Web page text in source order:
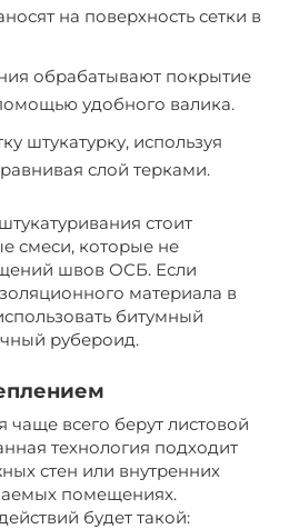
на поверхность сетки в
обрабатывают покрытие
удобного валика.
штукатурку, используя
слой терками.
стоит
смеси, которые не
швов ОСБ. Если
материала в
битумный
рубероид.
чаще всего берут листовой
технология подходит
стен или внутренних
помещениях.
будет такой: